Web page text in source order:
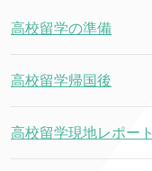
高校留学の準備
高校留学帰国後
高校留学現地レポート